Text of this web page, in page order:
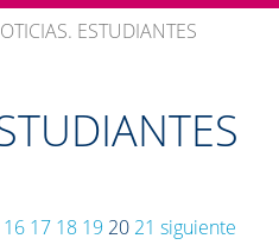
ESTUDIANTES
16 17 18 19 20 21 siguiente